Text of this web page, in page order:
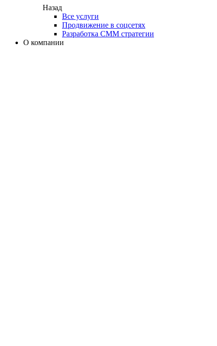
Назад
Все услуги
Продвижение в соцсетях
Разработка СММ стратегии
О компании